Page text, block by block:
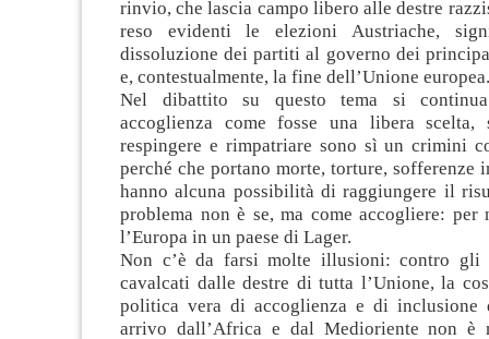
rinvio, che lascia campo libero alle destre
reso evidenti le elezioni Austriache,
dissoluzione dei partiti al governo dei
e, contestualmente, la fine dell’Unione europea.
Nel dibattito su questo tema si
accoglienza come fosse una libera scelta,
respingere e rimpatriare sono sì un crimini
perché che portano morte, torture, sofferenze
hanno alcuna possibilità di raggiungere il
problema non è se, ma come accogliere: per
l’Europa in un paese di Lager.
Non c’è da farsi molte illusioni: contro gli
cavalcati dalle destre di tutta l’Unione, la
politica vera di accoglienza e di
arrivo dall’Africa e dal Medioriente non è